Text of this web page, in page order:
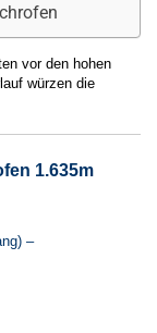
vor den hohen
würzen die
1.635m
–